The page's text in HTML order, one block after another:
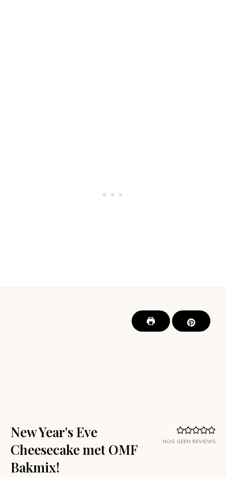
NOG GEEN REVIEWS
New Year's Eve
Cheesecake met OMF
Bakmix!